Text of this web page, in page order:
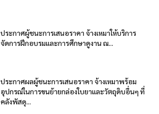
ประกาศผู้ชนะการเสนอราคา จ้างเหมาให้บริการ
จัดการฝึกอบรมและการศึกษาดูงาน ณ...
ประกาศผลผู้ชนะการเสนอราคา จ้างเหมาพร้อม
อุปกรณ์ในการขนย้ายกล่องใบยาและวัตถุดิบอื่นๆ ที่
คลังพัสดุ...